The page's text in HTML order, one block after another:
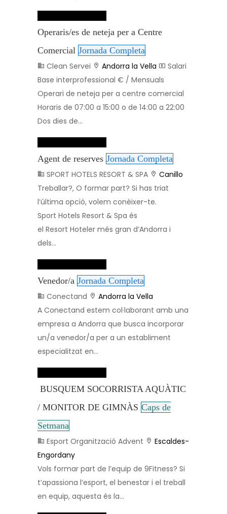
Operaris/es de neteja per a Centre
Comercial Jornada Completa
Clean Servei
Andorra la Vella
Salari
Base interprofessional € / Mensuals
Operari de neteja per a centre comercial
Horaris de 07:00 a 15:00 o de 14:00 a 22:00
Dos dies de...
Agent de reserves Jornada Completa
SPORT HOTELS RESORT & SPA
Canillo
Treballar?, O formar part? Si has triat
l’última opció, volem conèixer-te.
Sport Hotels Resort & Spa és
el Resort Hoteler més gran d’Andorra i
dels...
Venedor/a Jornada Completa
Conectand
Andorra la Vella
A Conectand estem col·laborant amb una
empresa a Andorra que busca incorporar
un/a venedor/a per a un establiment
especialitzat en...
BUSQUEM SOCORRISTA AQUÀTIC
/ MONITOR DE GIMNÀS Caps de
Setmana
Esport Organització Advent
Escaldes-
Engordany
Vols formar part de l’equip de 9Fitness? Si
t’apassiona l’esport, el benestar i el treball
en equip, aquesta és la...